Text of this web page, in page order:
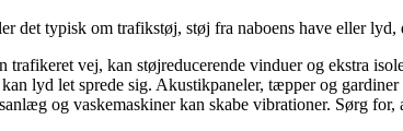
det typisk om trafikstøj, støj fra naboens have eller
trafikeret vej, kan støjreducerende vinduer og ekstra
lyd let sprede sig. Akustikpaneler, tæpper og
og vaskemaskiner kan skabe vibrationer. Sørg